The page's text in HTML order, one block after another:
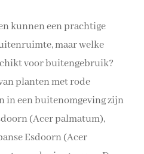
kunnen een prachtige
maar welke
voor buitengebruik?
planten met rode
in een buitenomgeving zijn
(Acer palmatum),
Esdoorn (Acer